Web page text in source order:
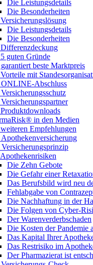
Die Leistungsdetails
Die Besonderheiten
Die Leistungsdetails
Die Besonderheiten
guten Gründe
beste Marktpreis
mit
Abschluss
in den Medien
Empfehlungen
Apothekenversicherung
Versicherungsprinzip
Die Zehn Gebote
Die Gefahr einer
Das Berufsbild wird neu
Fehlabgabe von
Die Nachhaftung in der
Die Folgen von Cyber-
Der Warenverderbschaden
Die Kosten der Pandemie
Das Kapital Ihrer
Das Restrisiko im
Der Pharmazierat ist